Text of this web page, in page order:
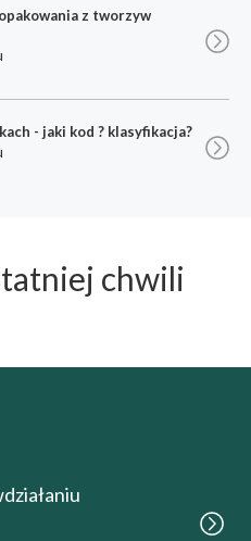
z tworzyw
- jaki kod ? klasyfikacja?
chwili